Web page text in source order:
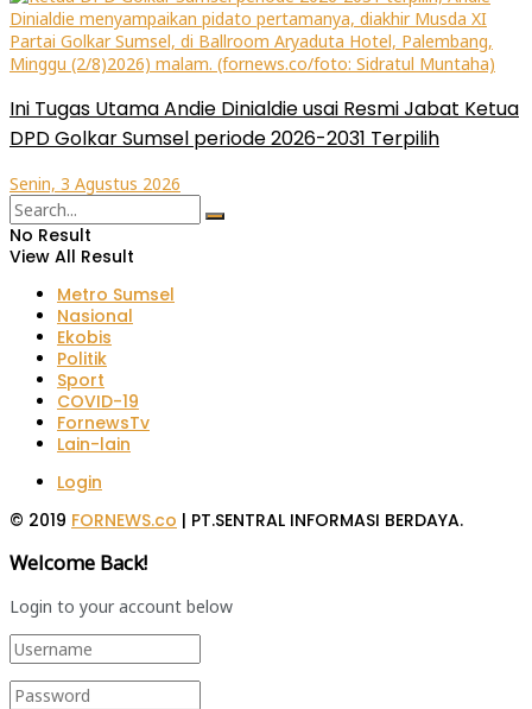
Ini Tugas Utama Andie Dinialdie usai Resmi Jabat Ketua
DPD Golkar Sumsel periode 2026-2031 Terpilih
Senin, 3 Agustus 2026
No Result
View All Result
Metro Sumsel
Nasional
Ekobis
Politik
Sport
COVID-19
FornewsTv
Lain-lain
Login
© 2019 FORNEWS.co | PT.SENTRAL INFORMASI BERDAYA.
Welcome Back!
Login to your account below